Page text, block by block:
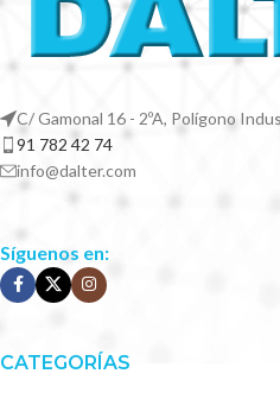
C/ Gamonal 16 - 2ºA, Polígono
91 782 42 74
info@dalter.com
Síguenos en:
CATEGORÍAS